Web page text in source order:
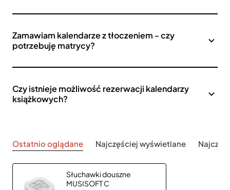
Zamawiam kalendarze z tłoczeniem - czy
potrzebuję matrycy?
Czy istnieje możliwość rezerwacji kalendarzy
książkowych?
Ostatnio oglądane Najczęściej wyświetlane
Słuchawki douszne
MUSISOFT C